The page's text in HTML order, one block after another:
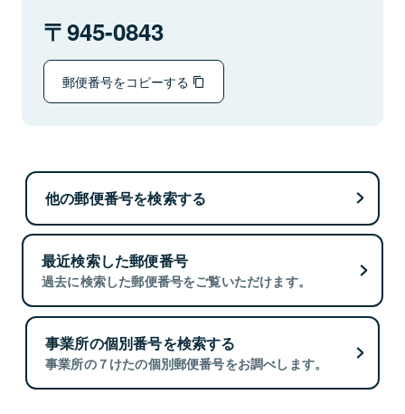
945-0843
郵便番号をコピーする
他の郵便番号を検索する
最近検索した郵便番号
過去に検索した郵便番号をご覧いただけます。
事業所の個別番号を検索する
事業所の７けたの個別郵便番号をお調べします。